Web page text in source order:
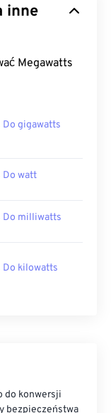
inne
Megawatts
Do gigawatts
Do watt
Do milliwatts
Do kilowatts
do konwersji
bezpieczeństwa